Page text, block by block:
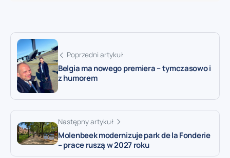
Poprzedni artykuł
Belgia ma nowego premiera – tymczasowo i
z humorem
Następny artykuł
Molenbeek modernizuje park de la Fonderie
– prace ruszą w 2027 roku